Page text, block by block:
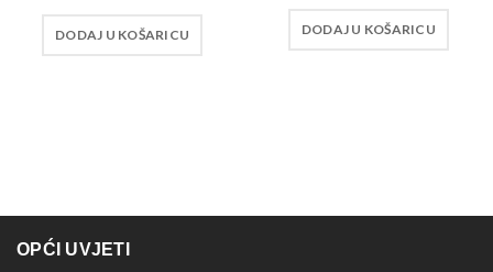
DODAJ U KOŠARICU DODAJ U KOŠARICU
OPĆI UVJETI